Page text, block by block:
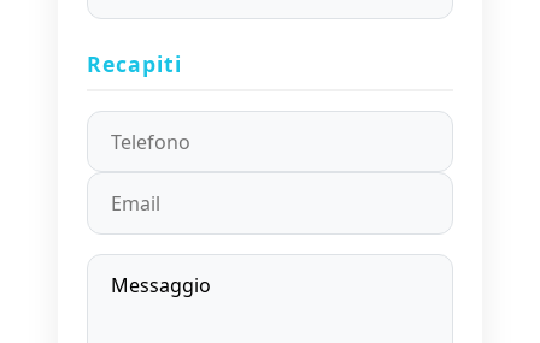
Recapiti